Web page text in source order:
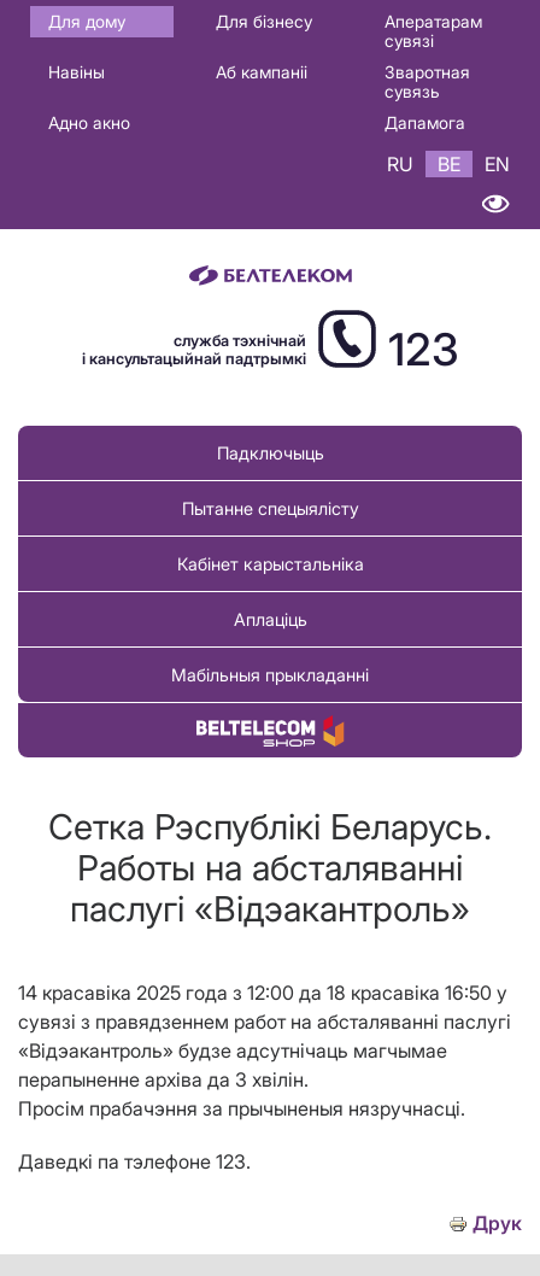
Основная
навигация
Для дому Для бізнесу
Аператарам
сувязі
Навіны
Аб кампаніі
Зваротная
сувязь
Адно акно
Дапамога
RU BE EN
служба тэхнічнай
і кансультацыйнай падтрымкі
123
Падключыць
Пытанне спецыялісту
Кабінет карыстальніка
Аплаціць
Мабільныя прыкладанні
Купіць тавар
Сетка Рэспублiкi Беларусь.
Работы на абсталяваннi
паслугi «Вiдэакантроль»
14 красавіка 2025 года з 12:00 да 18 красавіка 16:50 у
сувязі з правядзеннем работ на абсталяванні паслугі
«Відэакантроль» будзе адсутнічаць магчымае
перапыненне архiва да 3 хвілін.
Просім прабачэння за прычыненыя нязручнасці.
Даведкі па тэлефоне 123.
Друк